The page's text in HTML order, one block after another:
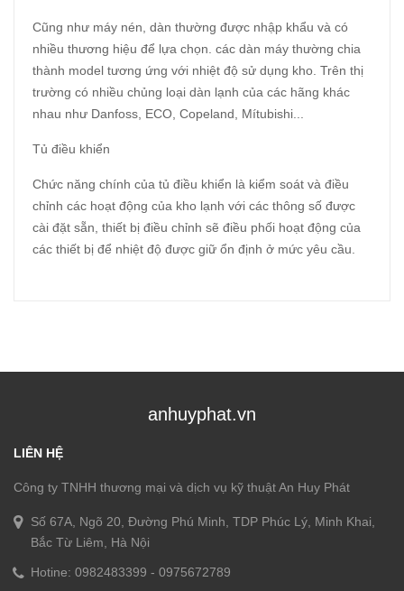
Cũng như máy nén, dàn thường được nhập khẩu và có
nhiều thương hiệu để lựa chọn. các dàn máy thường chia
thành model tương ứng với nhiệt độ sử dụng kho. Trên thị
trường có nhiều chủng loại dàn lạnh của các hãng khác
nhau như Danfoss, ECO, Copeland, Mítubishi...
Tủ điều khiển
Chức năng chính của tủ điều khiển là kiểm soát và điều
chỉnh các hoạt động của kho lạnh với các thông số được
cài đặt sẵn, thiết bị điều chỉnh sẽ điều phối hoạt động của
các thiết bị để nhiệt độ được giữ ổn định ở mức yêu cầu.
anhuyphat.vn
LIÊN HỆ
Công ty TNHH thương mại và dịch vụ kỹ thuật An Huy Phát
Số 67A, Ngõ 20, Đường Phú Minh, TDP Phúc Lý, Minh Khai,
Bắc Từ Liêm, Hà Nội
Hotine: 0982483399 - 0975672789